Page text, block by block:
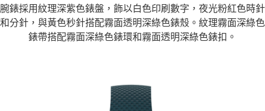
1.本服務係由「台灣大哥大股份有限公司」（以下簡稱本公司）所提供，讓
用戶於交易時，得透過本服務購買商品或服務，並由商店將買賣／分期付款
買賣價金債權讓與本公司後，依約使用本公司帳單繳交帳款。
2.基於同意付款使用「大哥付你分期」之契約關係目的，商店將以您的個人
※ 請注意：結帳手續完成當下不需立刻繳費，但若您需要取消訂單，請聯絡
購買商品的店家。未經商家同意取消之訂單仍視為有效，需透過AFTEE先享
後付繳納相關費用。
※ 交易是否成功請以「AFTEE先享後付 」之結帳頁面顯示為準，若有關於
１．透過由恩沛科技股份有限公司提供之「AFTEE先享後付」服務完成之交
易，需依本服務之必要範圍內提供個人資料，並將交易相關給付款項請求債
宅配
每筆NT$100，滿NT$1,000(含以上)免運費
京站台北店客服中心(1F星巴克旁) 即日起不提供京站紙袋，取件時
腕錶採用紋理深紫色錶盤，飾以白色印刷數字，夜光粉紅色時針
和分針，與黃色秒針搭配霧面透明深綠色錶殼。紋理霧面深綠色
錶帶搭配霧面深綠色錶環和霧面透明深綠色錶扣。